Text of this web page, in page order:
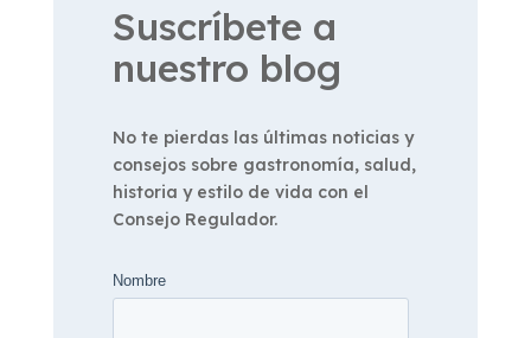
Suscríbete a
nuestro blog
No te pierdas las últimas noticias y
consejos sobre gastronomía, salud,
historia y estilo de vida con el
Consejo Regulador.